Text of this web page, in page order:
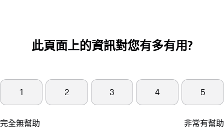
此頁面上的資訊對您有多有用?
完全無幫助
1 2 3 4 5
非常有幫助